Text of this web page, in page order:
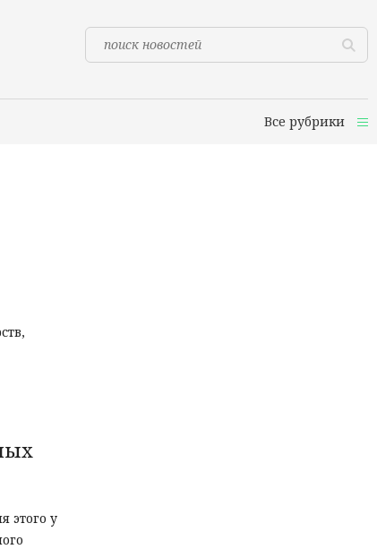
Все рубрики
этого у